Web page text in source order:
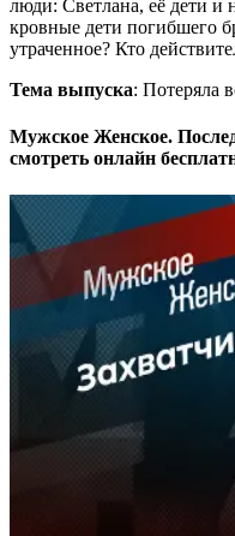
люди: Светлана, её дети
кровные дети погибшего
утраченное? Кто
Тема выпуска: Потеряла
Мужское Женское.
смотреть онлайн